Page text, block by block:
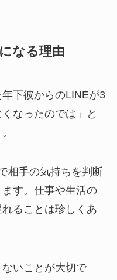
なる理由
下彼からのLINEが3
なったのでは」と
相手の気持ちを判断
す。仕事や生活の
ることは珍しくあ
いことが大切で